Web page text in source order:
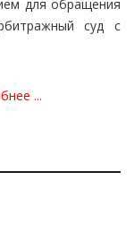
для обращения
суд с
...